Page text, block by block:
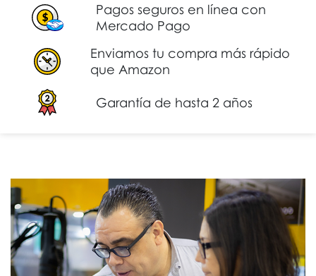
Pagos seguros en línea con
Mercado Pago
Enviamos tu compra más rápido
que Amazon
Garantía de hasta 2 años